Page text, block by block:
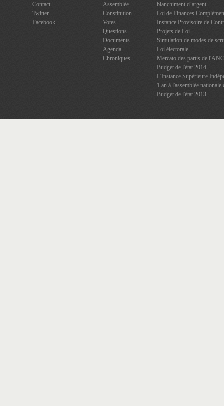
Contact
Twitter
Facebook
Assemblée
Constitution
Votes
Questions
Documents
Agenda
Chroniques
blanchiment d’argent
Loi de Finances
Instance Provisoire de
Projets de Loi
Simulation de modes de
Loi électorale
Mercato des partis de l'ANC
Budget de l'état 2014
L'Instance Supérieure
1 an à l'assemblée nationale
Budget de l'état 2013